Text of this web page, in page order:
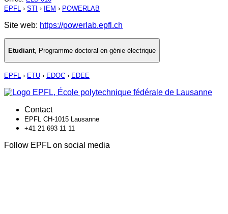
EPFL › STI › IEM › POWERLAB
Site web: https://powerlab.epfl.ch
Etudiant Programme doctoral en génie électrique
EPFL › ETU › EDOC › EDEE
Contact
EPFL CH-1015 Lausanne
+41 21 693 11 11
Follow EPFL on social media